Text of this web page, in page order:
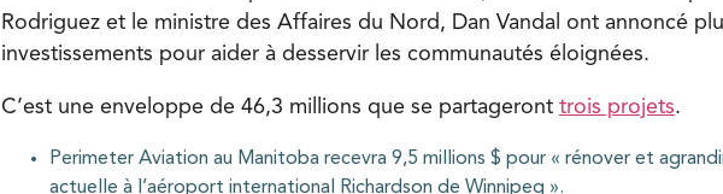
Rodriguez et le ministre des Affaires du Nord, Dan Vandal ont annoncé
investissements pour aider à desservir les communautés éloignées.
C’est une enveloppe de 46,3 millions que se partageront trois projets.
Perimeter Aviation au Manitoba recevra 9,5 millions $ pour « rénover et
actuelle à l’aéroport international Richardson de Winnipeg ».